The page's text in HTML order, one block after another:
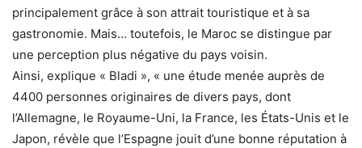
principalement grâce à son attrait touristique et à sa
gastronomie. Mais… toutefois, le Maroc se distingue par
une perception plus négative du pays voisin.
Ainsi, explique « Bladi », « une étude menée auprès de
4400 personnes originaires de divers pays, dont
l’Allemagne, le Royaume-Uni, la France, les États-Unis et le
Japon, révèle que l’Espagne jouit d’une bonne réputation à